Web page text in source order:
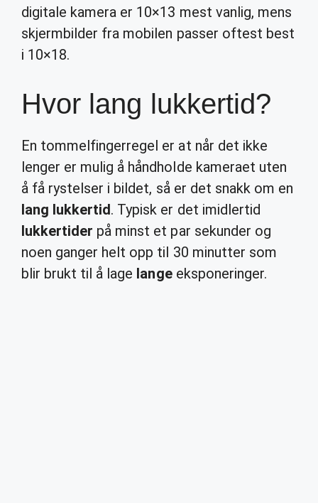
digitale kamera er 10×13 mest vanlig, mens
skjermbilder fra mobilen passer oftest best
i 10×18.
Hvor lang lukkertid?
En tommelfingerregel er at når det ikke
lenger er mulig å håndholde kameraet uten
å få rystelser i bildet, så er det snakk om en
lang lukkertid. Typisk er det imidlertid
lukkertider på minst et par sekunder og
noen ganger helt opp til 30 minutter som
blir brukt til å lage langeeksponeringer.